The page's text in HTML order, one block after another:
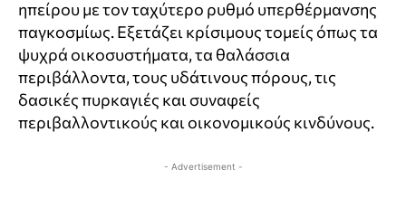
ηπείρου με τον ταχύτερο ρυθμό υπερθέρμανσης
παγκοσμίως. Εξετάζει κρίσιμους τομείς όπως τα
ψυχρά οικοσυστήματα, τα θαλάσσια
περιβάλλοντα, τους υδάτινους πόρους, τις
δασικές πυρκαγιές και συναφείς
περιβαλλοντικούς και οικονομικούς κινδύνους.
- Advertisement -